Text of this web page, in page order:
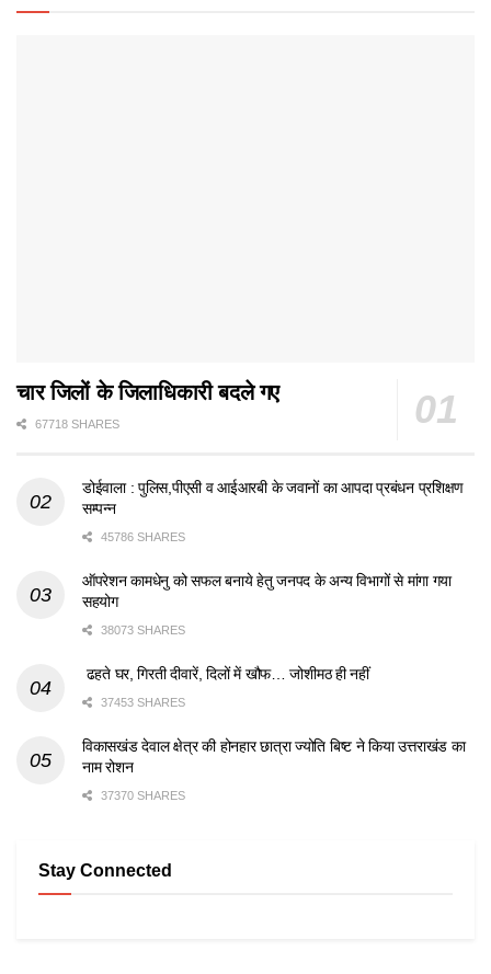
चार जिलों के जिलाधिकारी बदले गए
67718 SHARES
डोईवाला : पुलिस,पीएसी व आईआरबी के जवानों का आपदा प्रबंधन प्रशिक्षण
सम्पन्न
45786 SHARES
ऑपरेशन कामधेनु को सफल बनाये हेतु जनपद के अन्य विभागों से मांगा गया
सहयोग
38073 SHARES
ढहते घर, गिरती दीवारें, दिलों में खौफ… जोशीमठ ही नहीं
37453 SHARES
विकासखंड देवाल क्षेत्र की होनहार छात्रा ज्योति बिष्ट ने किया उत्तराखंड का
नाम रोशन
37370 SHARES
Stay Connected